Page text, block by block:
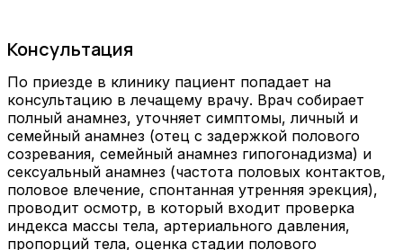
Консультация
По приезде в клинику пациент попадает на
консультацию в лечащему врачу. Врач собирает
полный анамнез, уточняет симптомы, личный и
семейный анамнез (отец с задержкой полового
созревания, семейный анамнез гипогонадизма) и
сексуальный анамнез (частота половых контактов,
половое влечение, спонтанная утренняя эрекция),
проводит осмотр, в который входит проверка
индекса массы тела, артериального давления,
пропорций тела, оценка стадии полового